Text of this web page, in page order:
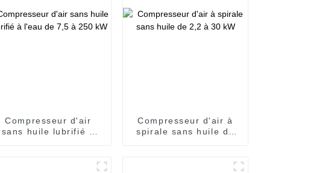
Compresseur d'air
sans huile lubrifié à
Compresseur d'air à
spirale sans huile de